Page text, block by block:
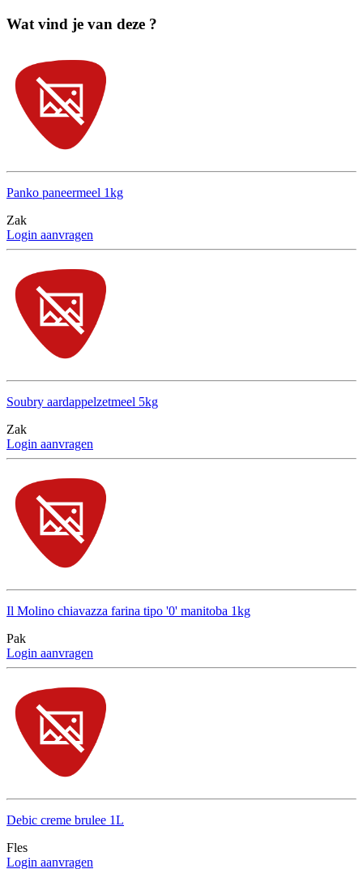
Wat vind je van deze ?
Panko paneermeel 1kg
Zak
Login aanvragen
Soubry aardappelzetmeel 5kg
Zak
Login aanvragen
Il Molino chiavazza farina tipo '0' manitoba 1kg
Pak
Login aanvragen
Debic creme brulee 1L
Fles
Login aanvragen